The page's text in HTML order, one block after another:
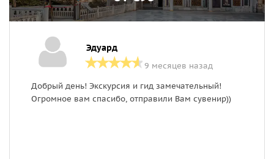
Эдуард
9 месяцев назад
Добрый день! Экскурсия и гид замечательный!
Огромное вам спасибо, отправили Вам сувенир))